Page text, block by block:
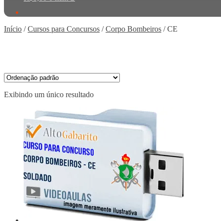
Início /Cursos para Concursos /Corpo Bombeiros /CE
Exibindo um único resultado